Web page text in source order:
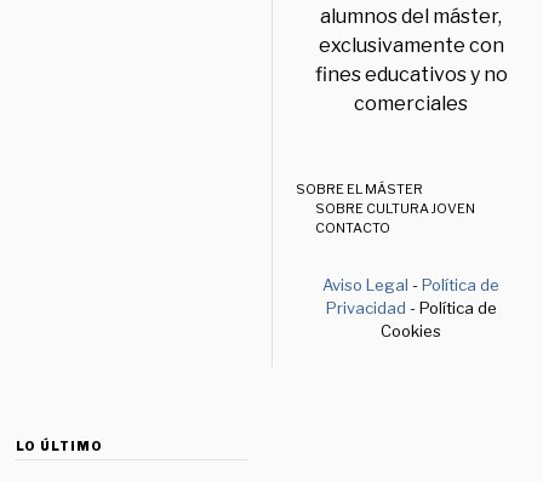
alumnos del máster,
exclusivamente con
fines educativos y no
comerciales
SOBRE EL MÁSTER
SOBRE CULTURA JOVEN
CONTACTO
Aviso Legal -Política de
Privacidad - Política de
Cookies
LO ÚLTIMO